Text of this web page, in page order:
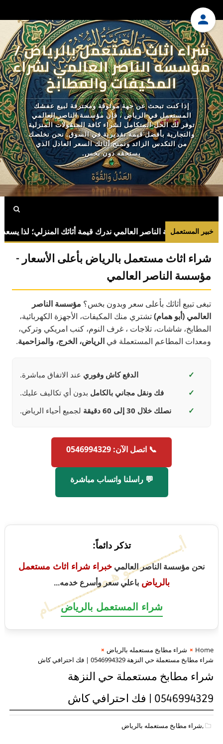
شراء اثاث مستعمل بالرياض /
مؤسسه الناصر العالمي لشراء
المكيفات والمطابخ
إذا كنت تبحث عن جهة موثوقة ومحترفة لبيع عفشك
المستعمل في الرياض ، فإن مؤسسة الناصر العالمي
توفر لك الحل المتكامل لشراء كافة المنقولات المنزلية
والتجارية بأفضل قيمة تقديرية في السوق. نحن نخلصك
من التكدس الزائد ونمنح أثاثك السعر العادل الذي
يستحقه دون بخس.
خبير المستعمل
شراء اثاث مستعمل بالرياض بأعلى الأسعار -
مؤسسة الناصر العالمي
تبغى تبيع أثاثك بأعلى سعر وبدون بخس؟ مؤسسة الناصر
العالمي (أبو همام)تشتري منك المكيفات، الأجهزة الكهربائية،
المطابخ، شاشات، تلاجات ، غرف النوم، كنب امريكي وتركي،
ومعدات المطاعم المستعملة في الرياض، الخرج، والمزاحمية.
✓ الدفع كاش وفوري عند الاتفاق مباشرة.
✓
فك ونقل مجاني بالكامل بدون أي تكاليف عليك.
✓
نصلك خلال 30 إلى 60 دقيقة لجميع أحياء الرياض.
📞 اتصل الآن: 0546994329
💬 راسلنا واتساب مباشرة
أبــــــــــــــو هـمــــــــــــــام
تذكر دائماً:
نحن مؤسسة الناصر العالمي خبراء شراء اثاث مستعمل
بالرياضباعلي سعر وأسرع خدمه...
شراء المستعمل بالرياض
Home
شراء مطابخ مستعمله بالرياض
شراء مطابخ مستعملة حي النزهة 0546994329 | فك احترافي كاش
شراء مطابخ مستعملة حي النزهة
0546994329 | فك احترافي كاش
,شراء مطابخ مستعمله بالرياض